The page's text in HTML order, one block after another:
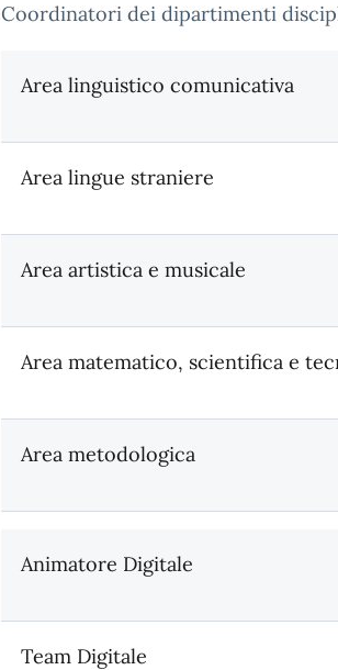
Coordinatori dei dipartimenti
Area linguistico comunicativa
Area lingue straniere
Area artistica e musicale
Area matematico, scientifica e
Area metodologica
Animatore Digitale
Team Digitale